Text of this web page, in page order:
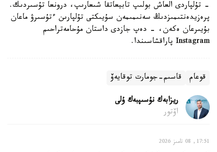
- تۇلپاردى العاش بولىپ تابيعاتقا شىعارىپ، درونعا تۇسىردىك.
پرەزيدەنتىمىزدىڭ سەنىمىمەن سۇيىكتى تۇلپارىن ءتۇسىرۋ ماعان
بۇيىرعان ەكەن، - دەپ جازدى داستان مۇحامەتراحىم
Instagram پاراقشاسىندا.
قوعام قاسىم-جومارت توقايەۆ
ريزابەك نۇسىپبەك ۇلى
اۆتور
17:51, 08 تامىز 2026